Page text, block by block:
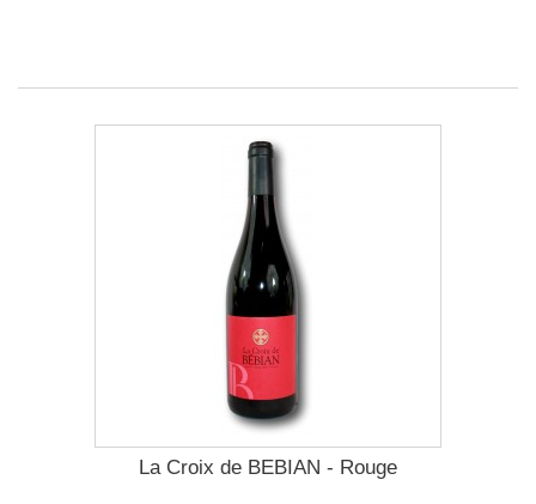
La Croix de BEBIAN - Rouge